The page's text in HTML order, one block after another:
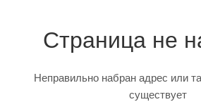
Страница не
Неправильно набран адрес или
существует